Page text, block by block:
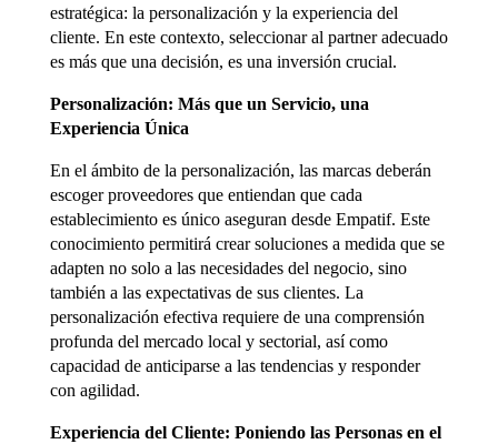
estratégica: la personalización y la experiencia del
cliente. En este contexto, seleccionar al partner adecuado
es más que una decisión, es una inversión crucial.
Personalización: Más que un Servicio, una
Experiencia Única
En el ámbito de la personalización, las marcas deberán
escoger proveedores que entiendan que cada
establecimiento es único aseguran desde Empatif. Este
conocimiento permitirá crear soluciones a medida que se
adapten no solo a las necesidades del negocio, sino
también a las expectativas de sus clientes. La
personalización efectiva requiere de una comprensión
profunda del mercado local y sectorial, así como
capacidad de anticiparse a las tendencias y responder
con agilidad.
Experiencia del Cliente: Poniendo las Personas en el